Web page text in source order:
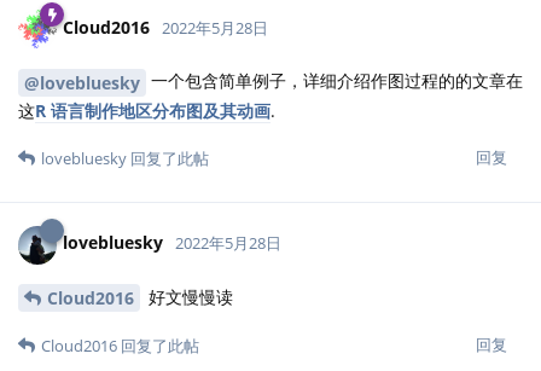
Cloud2016 2022年5月28日
@lovebluesky 一个包含简单例子，详细介绍作图过程的的文章在
这R 语言制作地区分布图及其动画.
回复
lovebluesky 回复了此帖
lovebluesky 2022年5月28日
Cloud2016 好文慢慢读
回复
Cloud2016 回复了此帖